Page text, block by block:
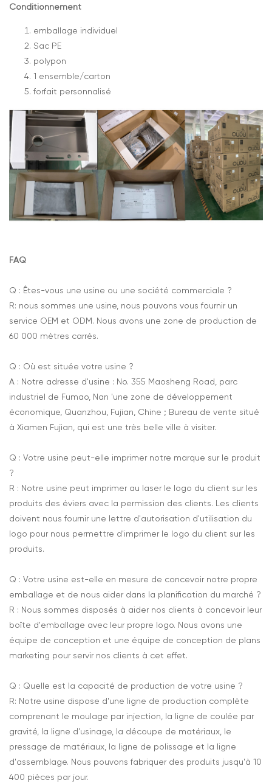
Conditionnement
emballage individuel
Sac PE
polypon
1 ensemble/carton
forfait personnalisé
FAQ
Q : Êtes-vous une usine ou une société commerciale ?
R: nous sommes une usine, nous pouvons vous fournir un
service OEM et ODM. Nous avons une zone de production de
60 000 mètres carrés.
Q : Où est située votre usine ?
A : Notre adresse d'usine : No. 355 Maosheng Road, parc
industriel de Fumao, Nan 'une zone de développement
économique, Quanzhou, Fujian, Chine ; Bureau de vente situé
à Xiamen Fujian, qui est une très belle ville à visiter.
Q : Votre usine peut-elle imprimer notre marque sur le produit
?
R : Notre usine peut imprimer au laser le logo du client sur les
produits des éviers avec la permission des clients. Les clients
doivent nous fournir une lettre d'autorisation d'utilisation du
logo pour nous permettre d'imprimer le logo du client sur les
produits.
Q : Votre usine est-elle en mesure de concevoir notre propre
emballage et de nous aider dans la planification du marché ?
R : Nous sommes disposés à aider nos clients à concevoir leur
boîte d'emballage avec leur propre logo. Nous avons une
équipe de conception et une équipe de conception de plans
marketing pour servir nos clients à cet effet.
Q : Quelle est la capacité de production de votre usine ?
R: Notre usine dispose d'une ligne de production complète
comprenant le moulage par injection, la ligne de coulée par
gravité, la ligne d'usinage, la découpe de matériaux, le
pressage de matériaux, la ligne de polissage et la ligne
d'assemblage. Nous pouvons fabriquer des produits jusqu'à 10
400 pièces par jour.